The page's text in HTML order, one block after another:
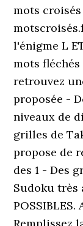
mots croisés
l'énigme L
mots
retrouvez
proposée -
niveaux de
grilles de
propose de
des 1 - Des
Sudoku très